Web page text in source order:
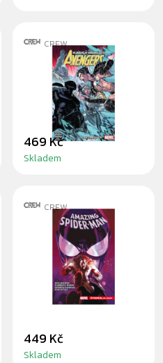
CREW
KOMIKS
AVENGERS 10:
LOVCI MRTVÝCH
469 Kč
Skladem
CREW
KOMIKS AMAZING
SPIDER-MAN 5:
ŠTVANICE, DÍL
DRUHÝ
449 Kč
Skladem